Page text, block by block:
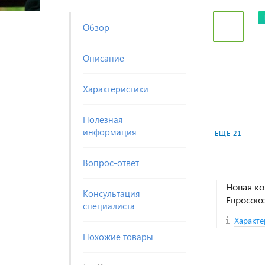
Обзор
Описание
Характеристики
Полезная
информация
Вопрос-ответ
Консультация
специалиста
Похожие товары
ЕЩЁ 21
Новая